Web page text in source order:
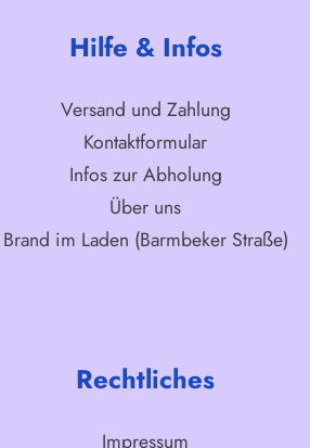
Hilfe & Infos
Versand und Zahlung
Kontaktformular
Infos zur Abholung
Über uns
Brand im Laden (Barmbeker Straße)
Rechtliches
Impressum